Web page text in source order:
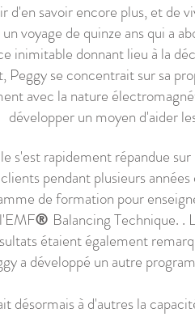
d'en savoir encore plus, et de
voyage de quinze ans qui a
inimitable donnant lieu à la
Peggy se concentrait sur sa
avec la nature
développer un moyen d'aider
s'est rapidement répandue
pendant plusieurs
de formation pour
® Balancing Technique.
étaient également
a développé un autre
désormais à d'autres la